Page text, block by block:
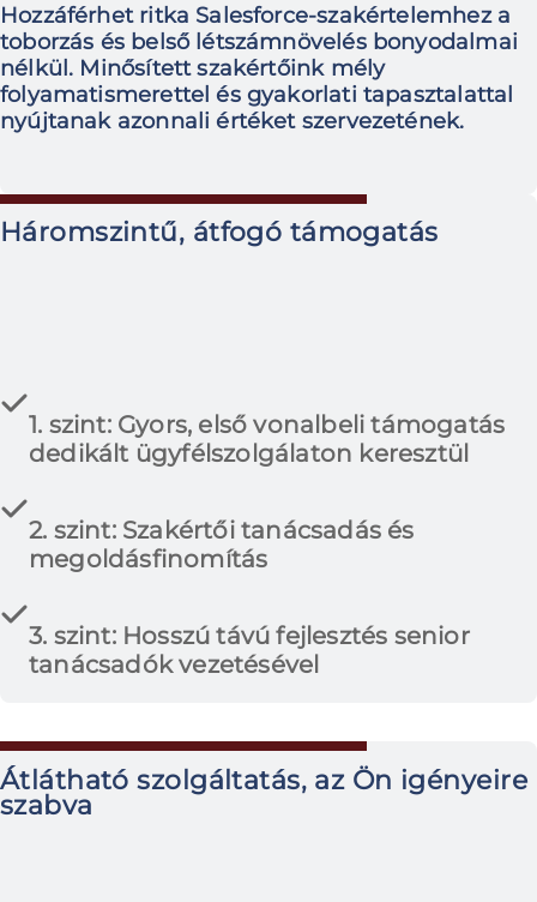
Hozzáférhet ritka Salesforce-szakértelemhez a
toborzás és belső létszámnövelés bonyodalmai
nélkül. Minősített szakértőink mély
folyamatismerettel és gyakorlati tapasztalattal
nyújtanak azonnali értéket szervezetének.
Háromszintű, átfogó támogatás
1. szint: Gyors, első vonalbeli támogatás
dedikált ügyfélszolgálaton keresztül
2. szint: Szakértői tanácsadás és
megoldásfinomítás
3. szint: Hosszú távú fejlesztés senior
tanácsadók vezetésével
Átlátható szolgáltatás, az Ön igényeire
szabva